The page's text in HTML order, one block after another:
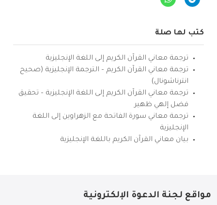
كتب لها صلة
ترجمة معاني القرآن الكريم إلى اللغة الإنجليزية
ترجمة معاني القرآن الكريم – الترجمة الإنجليزية (صحيح
انترناشونال)
ترجمة معاني القرآن الكريم إلى اللغة الإنجليزية – تحقيق
فضل إلهي ظهير
ترجمة معاني سورة الفاتحة مع الزهراوين إلى اللغة
الإنجليزية
بيان معاني القرآن الكريم باللغة الإنجليزية
مواقع لجنة الدعوة الإلكترونية